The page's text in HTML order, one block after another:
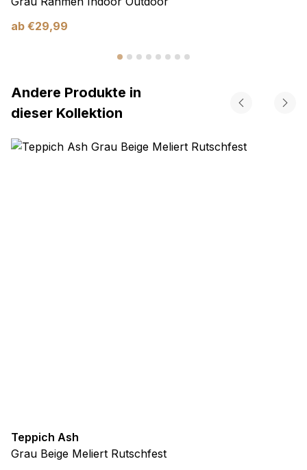
ab €29,99
Andere Produkte in
dieser Kollektion
Teppich Ash
Grau Beige Meliert Rutschfest